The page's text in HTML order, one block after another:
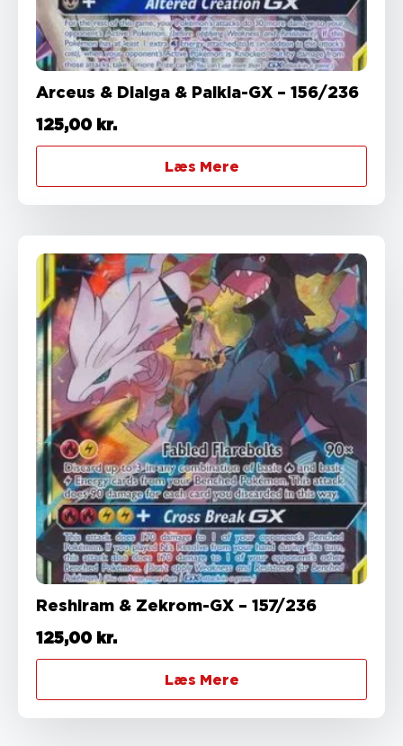
Arceus & Dialga & Palkia-GX – 156/236
125,00 kr.
Læs Mere
Reshiram & Zekrom-GX – 157/236
125,00 kr.
Læs Mere